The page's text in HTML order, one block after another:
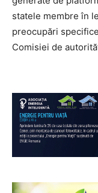
statele membre în
preocupări
Comisiei de